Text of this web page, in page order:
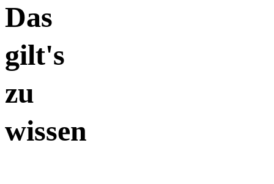
Das
gilt's
zu
wissen